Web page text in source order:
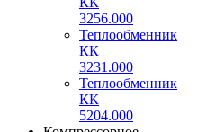
3256.000
Теплообменник
КК
3231.000
Теплообменник
КК
5204.000